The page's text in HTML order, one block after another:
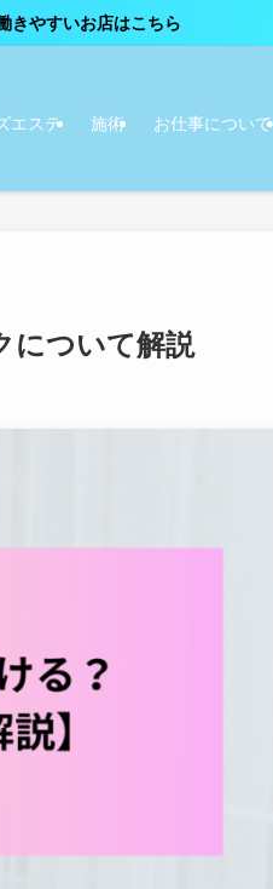
エステ 施術 お仕事について
について解説